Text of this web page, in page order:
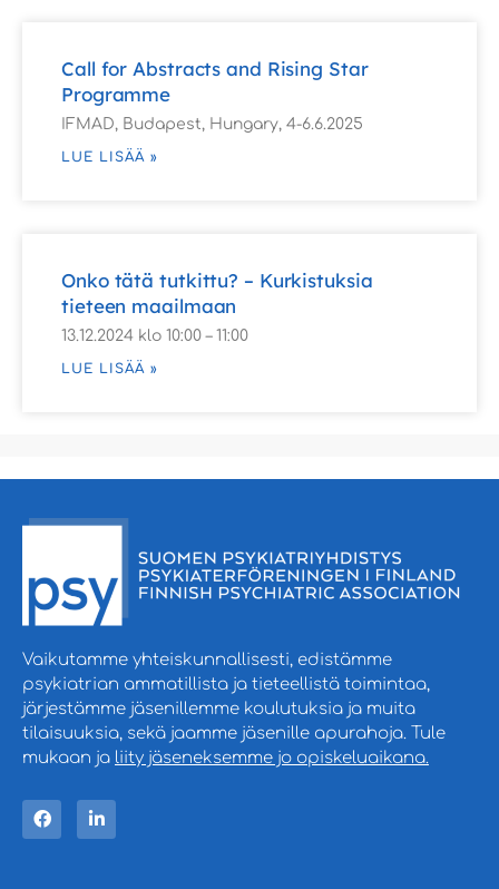
Call for Abstracts and Rising Star
Programme
IFMAD, Budapest, Hungary, 4-6.6.2025
LUE LISÄÄ »
Onko tätä tutkittu? – Kurkistuksia
tieteen maailmaan
13.12.2024 klo 10:00 – 11:00
LUE LISÄÄ »
Vaikutamme yhteiskunnallisesti, edistämme
psykiatrian ammatillista ja tieteellistä toimintaa,
järjestämme jäsenillemme koulutuksia ja muita
tilaisuuksia, sekä jaamme jäsenille apurahoja. Tule
mukaan ja liity jäseneksemme jo opiskeluaikana.